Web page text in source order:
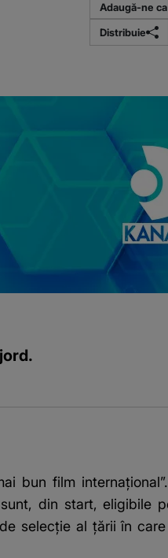
Adaugă-ne
Distribuie
bun film
din start, eligibile
selecţie al ţării în